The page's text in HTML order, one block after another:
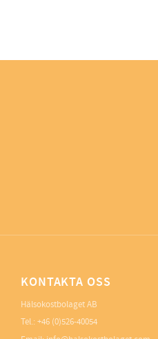
KONTAKTA OSS
Hälsokostbolaget AB
Tel.: +46 (0)526-40054